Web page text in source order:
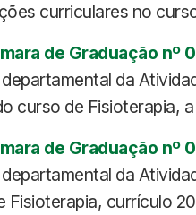
curriculares no
de Graduação nº
da
curso de Fisioterapia,
de Graduação nº
da
Fisioterapia, currículo